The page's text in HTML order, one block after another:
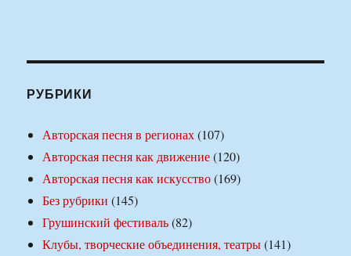
РУБРИКИ
Авторская песня в регионах(107)
Авторская песня как движение(120)
Авторская песня как искусство(169)
Без рубрики (145)
Грушинский фестиваль(82)
Клубы, творческие объединения, театры(141)